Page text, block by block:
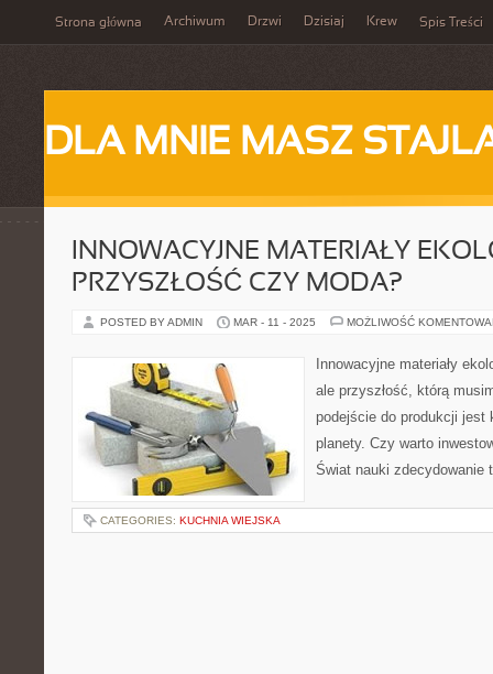
Strona główna Archiwum Drzwi Dzisiaj Krew Spis Treści
DLA MNIE MASZ
INNOWACYJNE MATERIAŁY
PRZYSZŁOŚĆ CZY MODA?
POSTED BY ADMIN MAR - 11 - 2025 MOŻLIWOŚĆ
Innowacyjne materiały
ale przyszłość, którą
podejście do produkcji jest
planety. Czy warto
Świat nauki zdecydowanie
CATEGORIES: KUCHNIA WIEJSKA